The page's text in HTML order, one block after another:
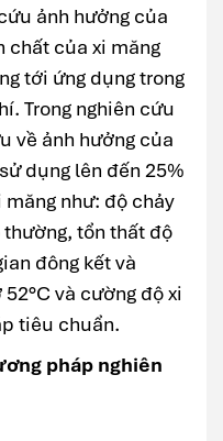
ảnh hưởng của
chất của xi măng
tới ứng dụng trong
Trong nghiên cứu
về ảnh hưởng của
dụng lên đến 25%
như: độ chảy
tổn thất độ
đông kết và
và cường độ xi
tiêu chuẩn.
pháp nghiên